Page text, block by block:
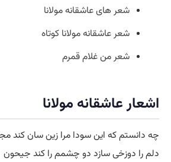
شعر های عاشقانه مولانا
شعر عاشقانه مولانا كوتاه
شعر من غلام قمرم
اشعار عاشقانه مولانا
چه دانستم که این سودا مرا زین سان کند
دلم را دوزخی سازد دو چشمم را کند جیحون